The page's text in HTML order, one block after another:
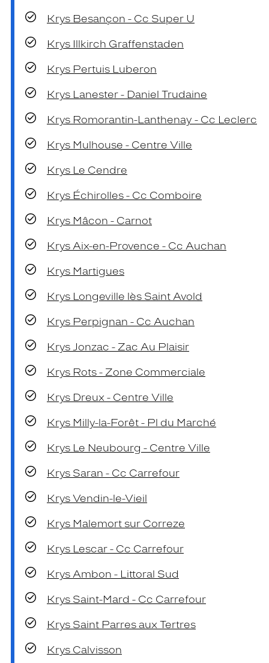
Krys Besançon - Cc Super U
Krys Illkirch Graffenstaden
Krys Pertuis Luberon
Krys Lanester - Daniel Trudaine
Krys Romorantin-Lanthenay - Cc Leclerc
Krys Mulhouse - Centre Ville
Krys Le Cendre
Krys Échirolles - Cc Comboire
Krys Mâcon - Carnot
Krys Aix-en-Provence - Cc Auchan
Krys Martigues
Krys Longeville lès Saint Avold
Krys Perpignan - Cc Auchan
Krys Jonzac - Zac Au Plaisir
Krys Rots - Zone Commerciale
Krys Dreux - Centre Ville
Krys Milly-la-Forêt - Pl du Marché
Krys Le Neubourg - Centre Ville
Krys Saran - Cc Carrefour
Krys Vendin-le-Vieil
Krys Malemort sur Correze
Krys Lescar - Cc Carrefour
Krys Ambon - Littoral Sud
Krys Saint-Mard - Cc Carrefour
Krys Saint Parres aux Tertres
Krys Calvisson